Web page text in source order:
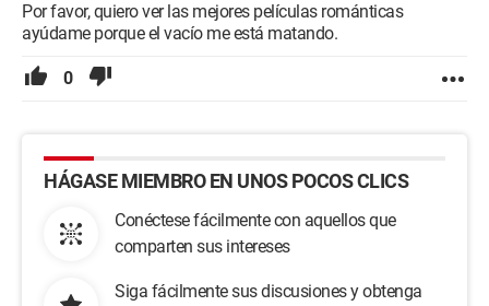
Por favor, quiero ver las mejores películas románticas
ayúdame porque el vacío me está matando.
0
HÁGASE MIEMBRO EN UNOS POCOS CLICS
Conéctese fácilmente con aquellos que
comparten sus intereses
Siga fácilmente sus discusiones y obtenga